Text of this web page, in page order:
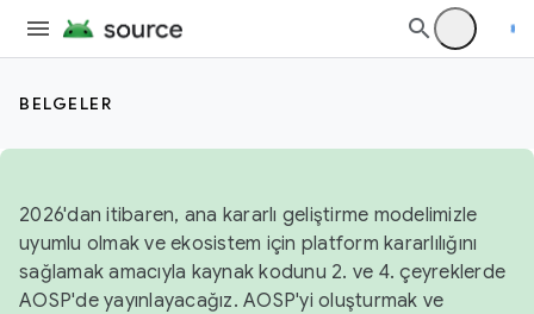
BELGELER
2026'dan itibaren, ana kararlı geliştirme modelimizle
uyumlu olmak ve ekosistem için platform kararlılığını
sağlamak amacıyla kaynak kodunu 2. ve 4. çeyreklerde
AOSP'de yayınlayacağız. AOSP'yi oluşturmak ve